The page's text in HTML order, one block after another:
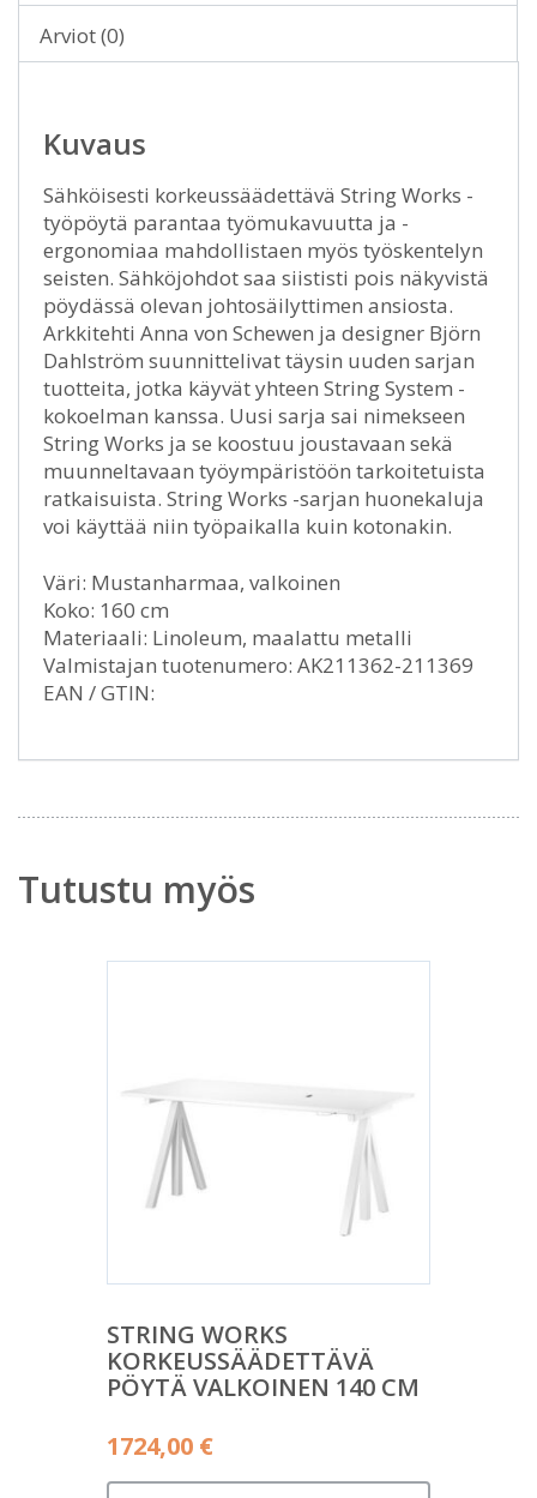
Arviot (0)
Kuvaus
Sähköisesti korkeussäädettävä String Works -
työpöytä parantaa työmukavuutta ja -
ergonomiaa mahdollistaen myös työskentelyn
seisten. Sähköjohdot saa siististi pois näkyvistä
pöydässä olevan johtosäilyttimen ansiosta.
Arkkitehti Anna von Schewen ja designer Björn
Dahlström suunnittelivat täysin uuden sarjan
tuotteita, jotka käyvät yhteen String System -
kokoelman kanssa. Uusi sarja sai nimekseen
String Works ja se koostuu joustavaan sekä
muunneltavaan työympäristöön tarkoitetuista
ratkaisuista. String Works -sarjan huonekaluja
voi käyttää niin työpaikalla kuin kotonakin.
Väri: Mustanharmaa, valkoinen
Koko: 160 cm
Materiaali: Linoleum, maalattu metalli
Valmistajan tuotenumero: AK211362-211369
EAN / GTIN:
Tutustu myös
STRING WORKS
KORKEUSSÄÄDETTÄVÄ
PÖYTÄ VALKOINEN 140 CM
1724,00 €